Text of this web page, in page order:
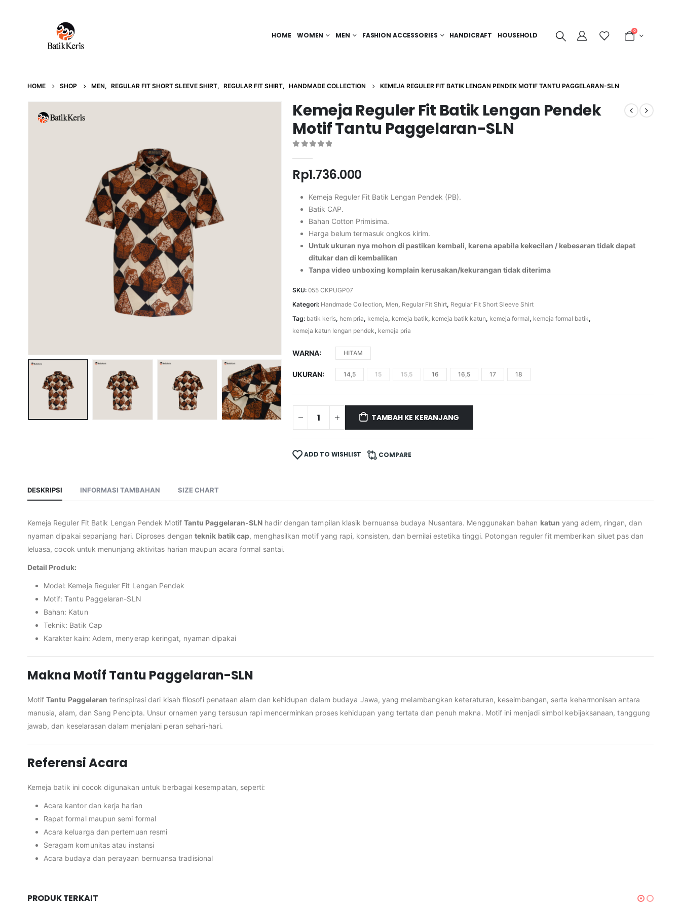
HOME WOMEN MEN FASHION ACCESSORIES HANDICRAFT HOUSEHOLD
0
HOME SHOP MEN, REGULAR FIT SHORT SLEEVE SHIRT, REGULAR FIT SHIRT, HANDMADE COLLECTION KEMEJA REGULER FIT BATIK LENGAN PENDEK MOTIF TANTU PAGGELARAN-SLN
Kemeja Reguler Fit Batik Lengan Pendek
Motif Tantu Paggelaran-SLN
Rp1.736.000
Kemeja Reguler Fit Batik Lengan Pendek (PB).
Batik CAP.
Bahan Cotton Primisima.
Harga belum termasuk ongkos kirim.
Untuk ukuran nya mohon di pastikan kembali, karena apabila kekecilan / kebesaran tidak dapat
ditukar dan di kembalikan
Tanpa video unboxing komplain kerusakan/kekurangan tidak diterima
SKU:055 CKPUGP07
Kategori: Handmade Collection, Men, Regular Fit Shirt, Regular Fit Short Sleeve Shirt
Tag: batik keris, hem pria, kemeja, kemeja batik, kemeja batik katun, kemeja formal, kemeja formal batik,
kemeja katun lengan pendek, kemeja pria
WARNA HITAM
UKURAN 14,5 15 15,5 16 16,5 17 18
TAMBAH KE KERANJANG
ADD TO WISHLIST COMPARE
DESKRIPSI INFORMASI TAMBAHAN SIZE CHART
Kemeja Reguler Fit Batik Lengan Pendek Motif Tantu Paggelaran-SLN hadir dengan tampilan klasik bernuansa budaya Nusantara. Menggunakan bahan katun yang adem, ringan, dan
nyaman dipakai sepanjang hari. Diproses denganteknik batik cap, menghasilkan motif yang rapi, konsisten, dan bernilai estetika tinggi. Potongan reguler fit memberikan siluet pas dan
leluasa, cocok untuk menunjang aktivitas harian maupun acara formal santai.
Detail Produk:
Model: Kemeja Reguler Fit Lengan Pendek
Motif: Tantu Paggelaran-SLN
Bahan: Katun
Teknik: Batik Cap
Karakter kain: Adem, menyerap keringat, nyaman dipakai
Makna Motif Tantu Paggelaran-SLN
MotifTantu Paggelaran terinspirasi dari kisah filosofi penataan alam dan kehidupan dalam budaya Jawa, yang melambangkan keteraturan, keseimbangan, serta keharmonisan antara
manusia, alam, dan Sang Pencipta. Unsur ornamen yang tersusun rapi mencerminkan proses kehidupan yang tertata dan penuh makna. Motif ini menjadi simbol kebijaksanaan, tanggung
jawab, dan keselarasan dalam menjalani peran sehari-hari.
Referensi Acara
Kemeja batik ini cocok digunakan untuk berbagai kesempatan, seperti:
Acara kantor dan kerja harian
Rapat formal maupun semi formal
Acara keluarga dan pertemuan resmi
Seragam komunitas atau instansi
Acara budaya dan perayaan bernuansa tradisional
PRODUK TERKAIT